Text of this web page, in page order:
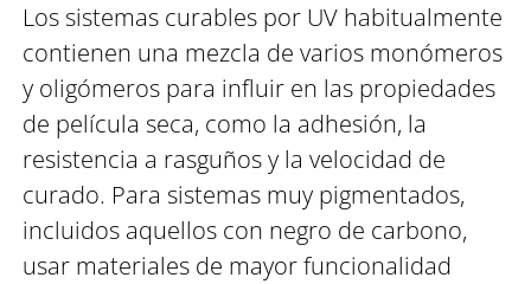
Los sistemas curables por UV habitualmente
contienen una mezcla de varios monómeros
y oligómeros para influir en las propiedades
de película seca, como la adhesión, la
resistencia a rasguños y la velocidad de
curado. Para sistemas muy pigmentados,
incluidos aquellos con negro de carbono,
usar materiales de mayor funcionalidad